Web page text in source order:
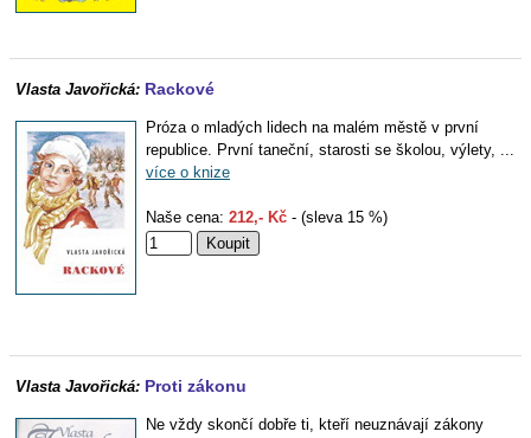
Vlasta Javořická: Rackové
Próza o mladých lidech na malém městě v první
republice. První taneční, starosti se školou, výlety, ...
více o knize
Naše cena: 212,- Kč - (sleva 15 %)
Vlasta Javořická: Proti zákonu
Ne vždy skončí dobře ti, kteří neuznávají zákony